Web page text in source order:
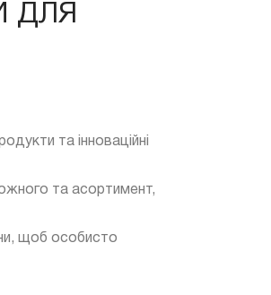
ДЛЯ
та інноваційні
та асортимент,
щоб особисто